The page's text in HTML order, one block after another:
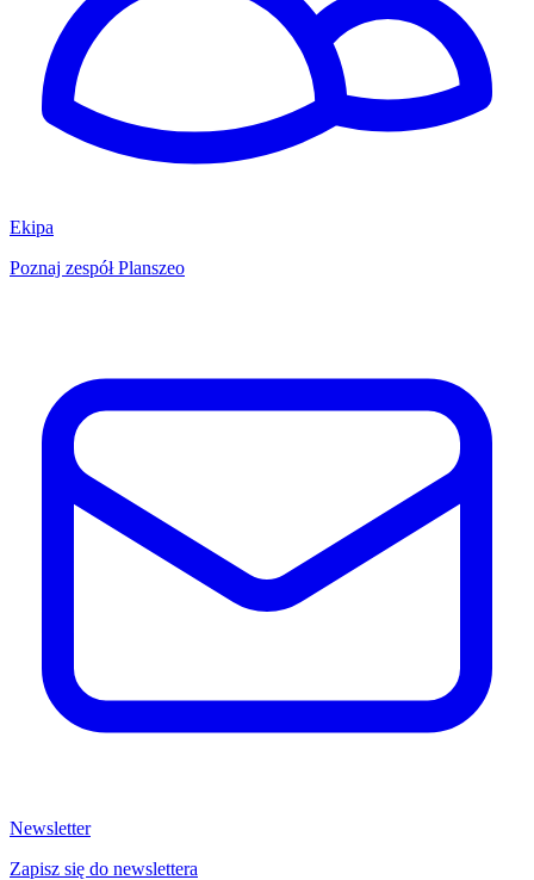
Ekipa
Poznaj zespół Planszeo
Newsletter
Zapisz się do newslettera